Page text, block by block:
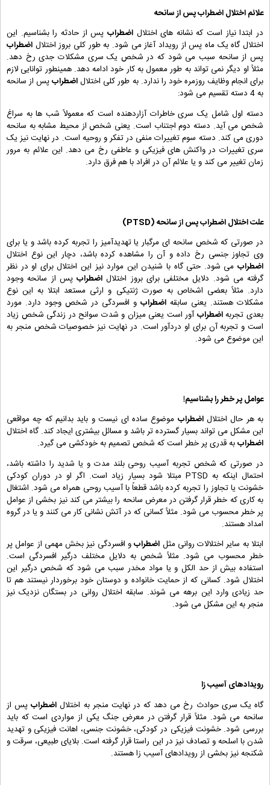
علائم اختلالاضطرابپس از سانحه
در ابتدا نیاز است که نشانه های اختلالاضطراب پس از حادثه را بشناسیم. این
اختلال گاه یک ماه پس از رویداد آغاز می شود. به طور کلی بروز اختلال اضطراب
پس از سانحه سبب می شود که در شخص یک سری مشکلات جدی رخ دهد.
مثلاً او دیگر نمی تواند به طور معمول به کار خود ادامه دهد. همینطور توانایی لازم
برای انجام وظایف روزمره خود را ندارد. به طور کلی اختلالاضطرابپس از سانحه
به 4 دسته تقسیم می شود:
دسته اول شامل یک سری خاطرات آزاردهنده است که معمولاً شب ها به سراغ
شخص می آید. دسته دوم اجتناب است. یعنی شخص از محیط مشابه به سانحه
دوری می کند. دسته سوم تغییرات منفی در تفکر و روحیه است. در نهایت نیز یک
سری تغییرات در واکنش های فیزیکی و عاطفی رخ می دهد. این علائم به مرور
زمان تغییر می کند و یا علائم آن در افراد با هم فرق دارد.
علت اختلالاضطرابپس از سانحه (PTSD
)
در صورتی که شخص سانحه ای مرگبار یا تهدیدآمیز را تجربه کرده باشد و یا برای
وی تجاوز جنسی رخ داده و آن را مشاهده کرده باشد، دچار این نوع اختلال
اضطراب می شود. حتی گاه با شنیدن این موارد نیز این اختلال برای او در نظر
گرفته می شود. دلایل مختلفی برای بروز اختلال اضطراب پس از سانحه وجود
دارد. مثلاً بعضی اشخاص به صورت ژنتیکی و ارثی مستعد ابتلا به این نوع
مشکلات هستند. یعنی سابقه اضطراب و افسردگی در شخص وجود دارد. مورد
بعدی تجربهاضطرابآور است یعنی میزان و شدت سوانح در زندگی شخص زیاد
است و تجربه آن برای او دردآور است. در نهایت نیز خصوصیات شخص منجر به
این موضوع می شود.
عوامل پر خطر را بشناسیم!
به هر حال اختلالاضطراب موضوع ساده ای نیست و باید بدانیم که چه مواقعی
این مشکل می تواند بسیار گسترده تر باشد و مسائل بیشتری ایجاد کند. گاه اختلال
اضطراببه قدری پر خطر است که شخص تصمیم به خودکشی می گیرد.
در صورتی که شخص تجربه آسیب روحی بلند مدت و یا شدید را داشته باشد،
احتمال اینکه به PTSD مبتلا شود بسیار زیاد است. اگر او در دوران کودکی
خشونت یا تجاوز را تجربه کرده باشد قطعاً با آسیب روحی همراه می شود. اشتغال
به کاری که خطر قرار گرفتن در معرض سانحه را بیشتر می کند نیز بخشی از عوامل
پر خطر محسوب می شود. مثلاً کسانی که در آتش نشانی کار می کنند و یا در گروه
امداد هستند.
ابتلا به سایر اختلالات روانی مثل اضطرابو افسردگی نیز بخش مهمی از عوامل پر
خطر محسوب می شود. مثلاً شخص به دلایل مختلف درگیر افسردگی است.
استفاده بیش از حد الکل و یا مواد مخدر سبب می شود که شخص درگیر این
اختلال شود. کسانی که از حمایت خانواده و دوستان خود برخوردار نیستند هم تا
حد زیادی وارد این برهه می شوند. سابقه اختلال روانی در بستگان نزدیک نیز
منجر به این مشکل می شود.
رویدادهای آسیب زا
گاه یک سری حوادث رخ می دهد که در نهایت منجر به اختلال اضطرابپس از
سانحه می شود. مثلاً قرار گرفتن در معرض جنگ یکی از مواردی است که باید
بررسی شود. خشونت فیزیکی در کودکی، خشونت جنسی، اهانت فیزیکی و تهدید
شدن با اسلحه و تصادف نیز در این راستا قرار گرفته است. بلایای طبیعی، سرقت و
شکنجه نیز بخشی از رویدادهای آسیب زا هستند.